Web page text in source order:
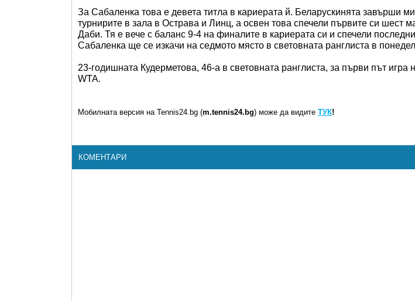
За Сабаленка това е девета титла в кариерата й. Беларускинята завърши
турнирите в зала в Острава и Линц, а освен това спечели първите си шест
Даби. Тя е вече с баланс 9-4 на финалите в кариерата си и спечели
Сабаленка ще се изкачи на седмото място в световната ранглиста в
23-годишната Кудерметова, 46-а в световната ранглиста, за първи път игра
WТА.
Мобилната версия на Tennis24.bg (m.tennis24.bg) може да видите ТУК!
КОМЕНТАРИ